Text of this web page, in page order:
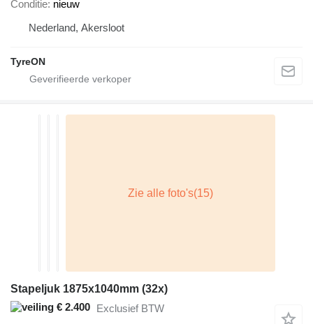
Conditie nieuw
Nederland, Akersloot
TyreON
Stapeljuk 1875x1040mm (32x)
€ 2.400 Exclusief BTW